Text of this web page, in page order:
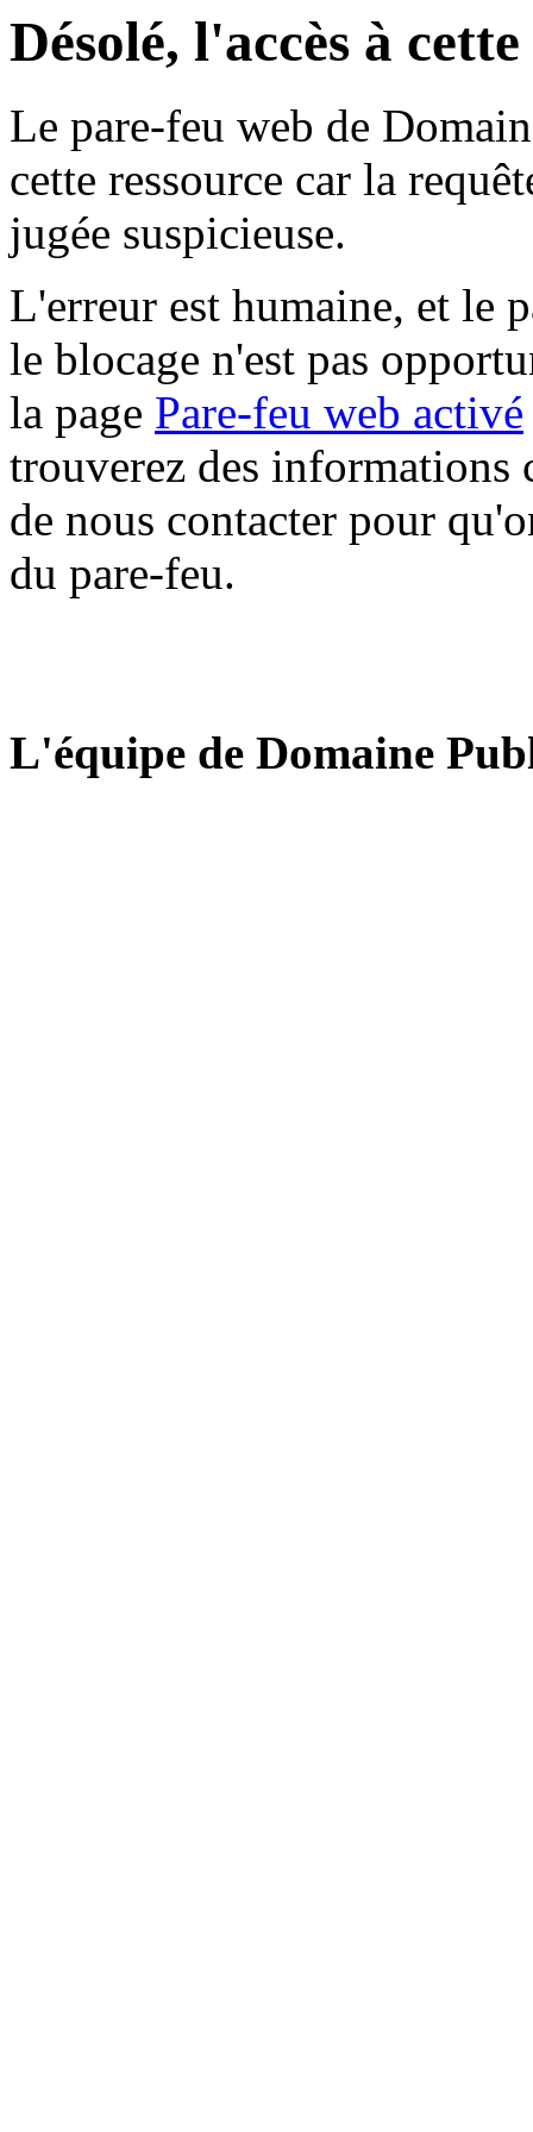
Désolé, l'accès à
Le pare-feu web de
cette ressource car la
jugée suspicieuse.
L'erreur est humaine, et le
le blocage n'est pas
la page Pare-feu web activé
trouverez des informations
de nous contacter pour
du pare-feu.
L'équipe de Domaine